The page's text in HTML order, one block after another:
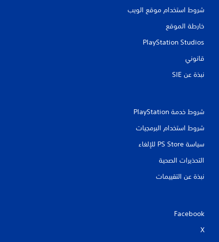
شروط استخدام موقع الويب
خارطة الموقع
PlayStation Studios
قانوني
نبذة عن SIE‏
شروط خدمة PlayStation‏
شروط استخدام البرمجيات
سياسة PS Store للإلغاء
التحذيرات الصحية
نبذة عن التقييمات
Facebook
X